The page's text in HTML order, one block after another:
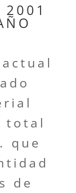
2001
total
que
de